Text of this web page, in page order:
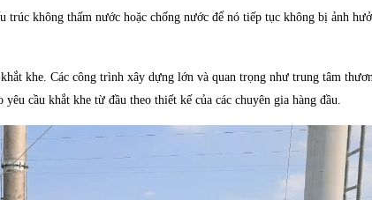
không thấm nước hoặc chống nước để nó tiếp tục không bị ảnh
khe. Các công trình xây dựng lớn và quan trọng như trung tâm
cầu khắt khe từ đầu theo thiết kế của các chuyên gia hàng đầu.